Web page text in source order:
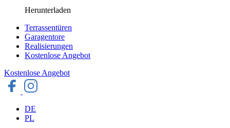
Herunterladen
Terrassentüren
Garagentore
Realisierungen
Kostenlose Angebot
Kostenlose Angebot
DE
PL